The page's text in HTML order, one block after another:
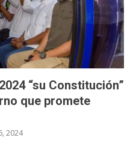
“su Constitución”
que promete
2024